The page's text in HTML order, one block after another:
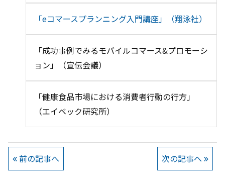
「eコマースプランニング入門講座」（翔泳社）
「成功事例でみるモバイルコマース&プロモーシ
ョン」（宣伝会議）
「健康食品市場における消費者行動の行方」
（エイベック研究所）
前の記事へ 次の記事へ